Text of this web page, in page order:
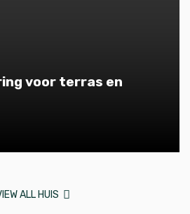
voor terras en
ALL HUIS